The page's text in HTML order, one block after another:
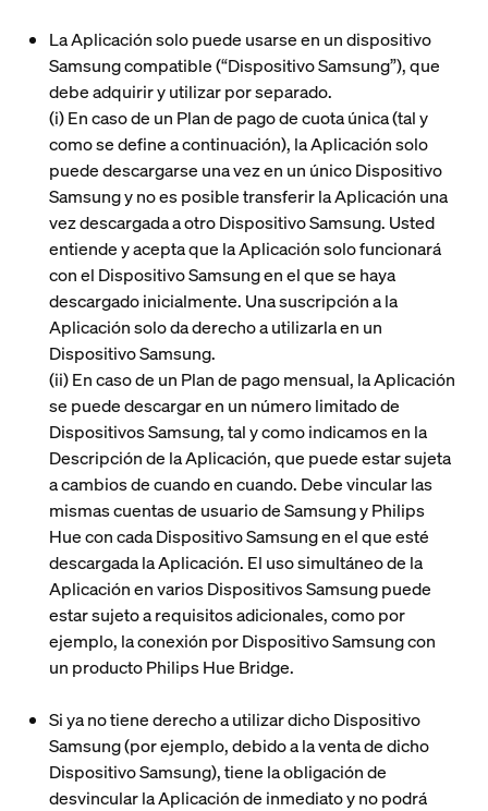
La Aplicación solo puede usarse en un dispositivo
Samsung compatible (“Dispositivo Samsung”), que
debe adquirir y utilizar por separado.
(i)En caso de un Plan de pago de cuota única (tal y
como se define a continuación), la Aplicación solo
puede descargarse una vez en un único Dispositivo
Samsung y no es posible transferir la Aplicación una
vez descargada a otro Dispositivo Samsung. Usted
entiende y acepta que la Aplicación solo funcionará
con el Dispositivo Samsung en el que se haya
descargado inicialmente. Una suscripción a la
Aplicación solo da derecho a utilizarla en un
Dispositivo Samsung.
(ii)En caso de un Plan de pago mensual, la Aplicación
se puede descargar en un número limitado de
Dispositivos Samsung, tal y como indicamos en la
Descripción de la Aplicación, que puede estar sujeta
a cambios de cuando en cuando. Debe vincular las
mismas cuentas de usuario de Samsung y Philips
Hue con cada Dispositivo Samsung en el que esté
descargada la Aplicación. El uso simultáneo de la
Aplicación en varios Dispositivos Samsung puede
estar sujeto a requisitos adicionales, como por
ejemplo, la conexión por Dispositivo Samsung con
un producto Philips Hue Bridge.
Si ya no tiene derecho a utilizar dicho Dispositivo
Samsung (por ejemplo, debido a la venta de dicho
Dispositivo Samsung), tiene la obligación de
desvincular la Aplicación de inmediato y no podrá